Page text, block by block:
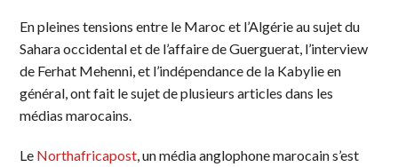
En pleines tensions entre le Maroc et l’Algérie au sujet du
Sahara occidental et de l’affaire de Guerguerat, l’interview
de Ferhat Mehenni, et l’indépendance de la Kabylie en
général, ont fait le sujet de plusieurs articles dans les
médias marocains.
Le Northafricapost, un média anglophone marocain s’est